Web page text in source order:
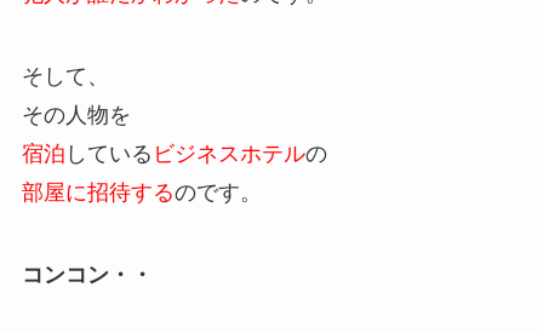
そして、
その人物を
宿泊 している ビジネスホテルの
部屋に招待するのです。
コンコン・・